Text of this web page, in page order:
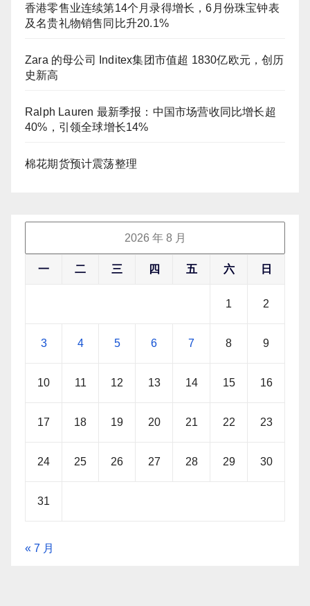
香港零售业连续第14个月录得增长，6月份珠宝钟表
及名贵礼物销售同比升20.1%
Zara 的母公司 Inditex集团市值超 1830亿欧元，创历
史新高
Ralph Lauren 最新季报：中国市场营收同比增长超
40%，引领全球增长14%
棉花期货预计震荡整理
2026 年 8 月
一 二 三 四 五 六 日
1 2
3 4 5 6 7 8 9
10 11 12 13 14 15 16
17 18 19 20 21 22 23
24 25 26 27 28 29 30
31
« 7 月